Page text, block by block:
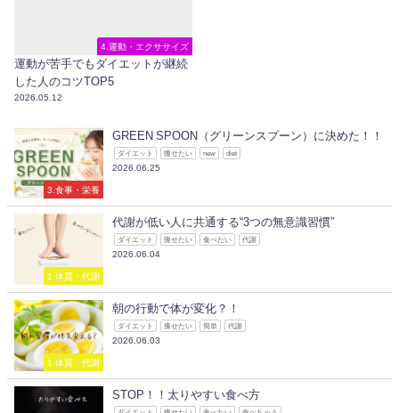
4.運動・エクササイズ
運動が苦手でもダイエットが継続
した人のコツTOP5
2026.05.12
3.食事・栄養
GREEN SPOON（グリーンスプーン）に決めた！！
ダイエット 痩せたい new diet
2026.06.25
1.体質・代謝
代謝が低い人に共通する“3つの無意識習慣”
ダイエット 痩せたい 食べたい 代謝
2026.06.04
1.体質・代謝
朝の行動で体が変化？！
ダイエット 痩せたい 簡単 代謝
2026.06.03
STOP！！太りやすい食べ方